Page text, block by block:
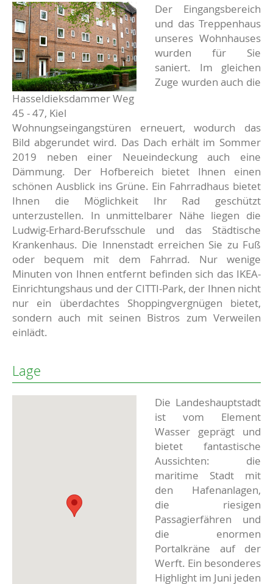
Hasseldieksdammer Weg
45 - 47, Kiel
Beschreibung
Der Eingangsbereich
und das Treppenhaus
unseres Wohnhauses
wurden für Sie
saniert. Im gleichen
Zuge wurden auch die
Wohnungseingangstüren erneuert, wodurch das
Bild abgerundet wird. Das Dach erhält im Sommer
2019 neben einer Neueindeckung auch eine
Dämmung. Der Hofbereich bietet Ihnen einen
schönen Ausblick ins Grüne. Ein Fahrradhaus bietet
Ihnen die Möglichkeit Ihr Rad geschützt
unterzustellen. In unmittelbarer Nähe liegen die
Ludwig-Erhard-Berufsschule und das Städtische
Krankenhaus. Die Innenstadt erreichen Sie zu Fuß
oder bequem mit dem Fahrrad. Nur wenige
Minuten von Ihnen entfernt befinden sich das IKEA-
Einrichtungshaus und der CITTI-Park, der Ihnen nicht
nur ein überdachtes Shoppingvergnügen bietet,
sondern auch mit seinen Bistros zum Verweilen
einlädt.
Lage
Die Landeshauptstadt
ist vom Element
Wasser geprägt und
bietet fantastische
Aussichten: die
maritime Stadt mit
den Hafenanlagen,
die riesigen
Passagierfähren und
die enormen
Portalkräne auf der
Werft. Ein besonderes
Highlight im Juni jeden